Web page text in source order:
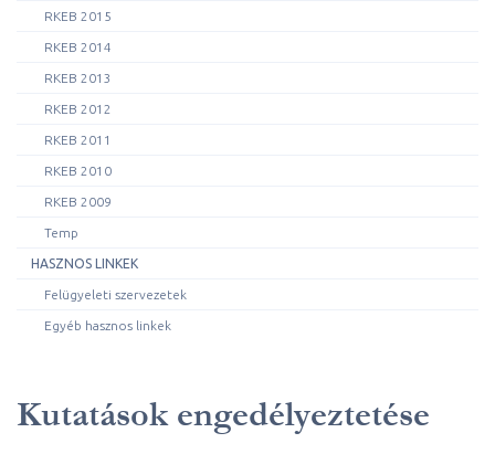
RKEB 2015
RKEB 2014
RKEB 2013
RKEB 2012
RKEB 2011
RKEB 2010
RKEB 2009
Temp
HASZNOS LINKEK
Felügyeleti szervezetek
Egyéb hasznos linkek
Kutatások engedélyeztetése